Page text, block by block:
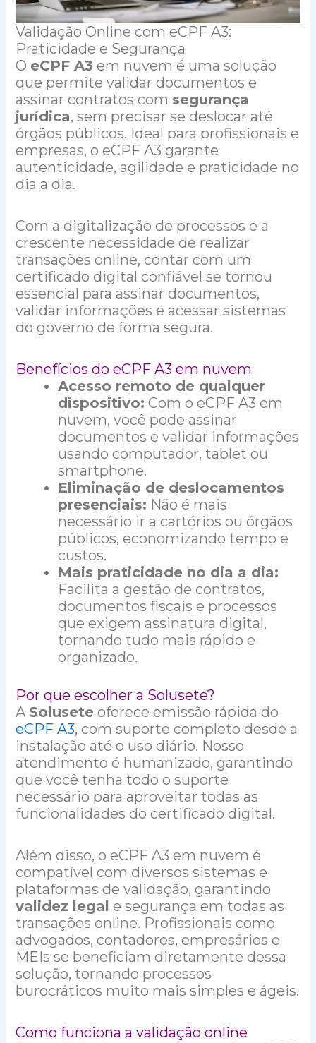
Validação Online com eCPF A3:
Praticidade e Segurança
O eCPF A3 em nuvem é uma solução
que permite validar documentos e
assinar contratos com segurança
jurídica, sem precisar se deslocar até
órgãos públicos. Ideal para profissionais e
empresas, o eCPF A3 garante
autenticidade, agilidade e praticidade no
dia a dia.
Com a digitalização de processos e a
crescente necessidade de realizar
transações online, contar com um
certificado digital confiável se tornou
essencial para assinar documentos,
validar informações e acessar sistemas
do governo de forma segura.
Benefícios do eCPF A3 em nuvem
Acesso remoto de qualquer
dispositivo: Com o eCPF A3 em
nuvem, você pode assinar
documentos e validar informações
usando computador, tablet ou
smartphone.
Eliminação de deslocamentos
presenciais: Não é mais
necessário ir a cartórios ou órgãos
públicos, economizando tempo e
custos.
Mais praticidade no dia a dia:
Facilita a gestão de contratos,
documentos fiscais e processos
que exigem assinatura digital,
tornando tudo mais rápido e
organizado.
Por que escolher a Solusete?
A Solusete oferece emissão rápida do
eCPF A3, com suporte completo desde a
instalação até o uso diário. Nosso
atendimento é humanizado, garantindo
que você tenha todo o suporte
necessário para aproveitar todas as
funcionalidades do certificado digital.
Além disso, o eCPF A3 em nuvem é
compatível com diversos sistemas e
plataformas de validação, garantindo
validez legal e segurança em todas as
transações online. Profissionais como
advogados, contadores, empresários e
MEIs se beneficiam diretamente dessa
solução, tornando processos
burocráticos muito mais simples e ágeis.
Como funciona a validação online